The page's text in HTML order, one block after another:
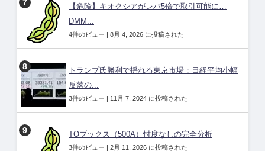
【危険】キオクシアがレバ5倍で取引可能に…
DMM...
4件のビュー | 8月 4, 2026 に投稿された
トランプ氏勝利で揺れる東京市場：日経平均小幅
反落の...
3件のビュー | 11月 7, 2024 に投稿された
TOブックス（500A）忖度なしの完全分析
3件のビュー | 2月 11, 2026 に投稿された